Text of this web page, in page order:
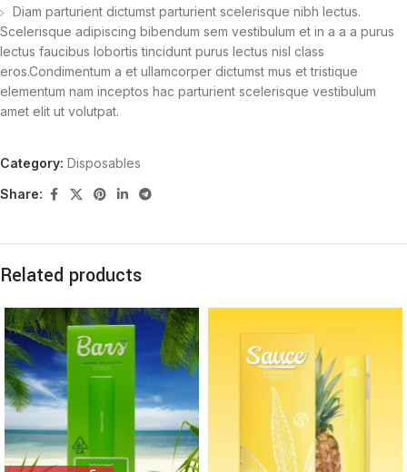
Diam parturient dictumst parturient scelerisque nibh lectus.
Scelerisque adipiscing bibendum sem vestibulum et in a a a purus
lectus faucibus lobortis tincidunt purus lectus nisl class
eros.Condimentum a et ullamcorper dictumst mus et tristique
elementum nam inceptos hac parturient scelerisque vestibulum
amet elit ut volutpat.
Category: Disposables
Share:
Related products